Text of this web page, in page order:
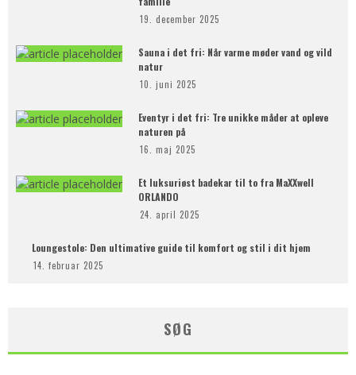
19. december 2025
Sauna i det fri: Når varme møder vand og vild
natur
10. juni 2025
Eventyr i det fri: Tre unikke måder at opleve
naturen på
16. maj 2025
Et luksuriøst badekar til to fra MaXXwell
ORLANDO
24. april 2025
Loungestole: Den ultimative guide til komfort og stil i dit hjem
14. februar 2025
SØG